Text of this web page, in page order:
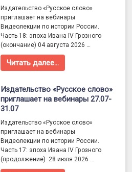
Издательство «Русское слово»
приглашает на вебинары
Видеолекции по истории России.
Часть 18: эпоха Ивана IV Грозного
(окончание) 04 августа 2026 …
Читать далее…
Издательство «Русское слово»
приглашает на вебинары 27.07-
31.07
Издательство «Русское слово»
приглашает на вебинары
Видеолекции по истории России.
Часть 17: эпоха Ивана IV Грозного
(продолжение) 28 июля 2026 …